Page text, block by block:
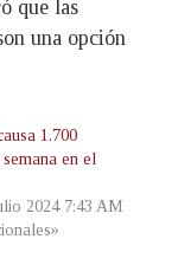
que las
una opción
1.700
en el
2024 7:43 AM